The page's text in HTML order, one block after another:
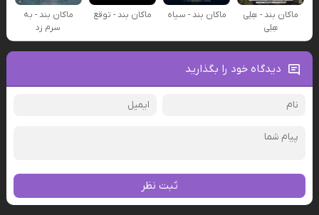
ماکان بند - هِلِی
هِلِی
ماکان بند - سیاه ماکان بند - توقع
ماکان بند - به
سرم زد
دیدگاه خود را بگذارید
ثبت نظر